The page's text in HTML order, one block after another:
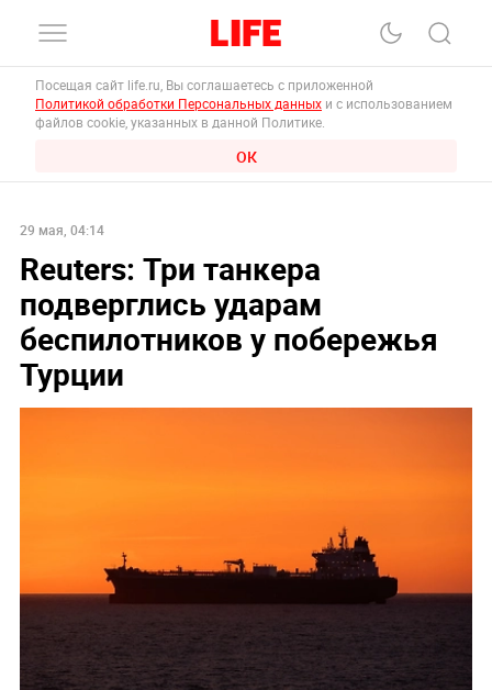
Посещая сайт life.ru, Вы соглашаетесь с приложенной
Политикой обработки Персональных данных и с использованием
файлов cookie, указанных в данной Политике.
ОК
29 мая, 04:14
Reuters: Три танкера
подверглись ударам
беспилотников у побережья
Турции